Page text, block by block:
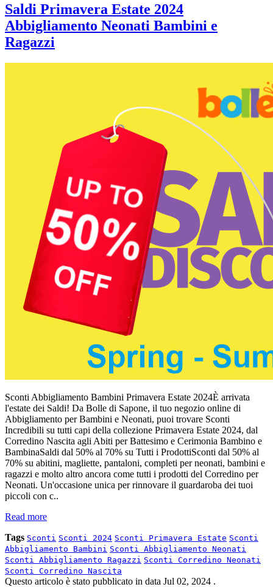
Saldi Primavera Estate 2024
Abbigliamento Neonati Bambini e
Ragazzi
Sconti Abbigliamento Bambini Primavera Estate 2024È arrivata
l'estate dei Saldi! Da Bolle di Sapone, il tuo negozio online di
Abbigliamento per Bambini e Neonati, puoi trovare Sconti
Incredibili su tutti capi della collezione Primavera Estate 2024, dal
Corredino Nascita agli Abiti per Battesimo e Cerimonia Bambino e
BambinaSaldi dal 50% al 70% su Tutti i ProdottiSconti dal 50% al
70% su abitini, magliette, pantaloni, completi per neonati, bambini e
ragazzi e molto altro ancora come tutti i prodotti del Corredino per
Neonati. Un'occasione unica per rinnovare il guardaroba dei tuoi
piccoli con c..
Read more
Tags Sconti Sconti 2024 Sconti Primavera Estate Sconti
Abbigliamento Bambini Sconti Abbigliamento Neonati
Sconti Abbigliamento Ragazzi Sconti Corredino Neonati
Sconti Corredino Nascita
Questo articolo è stato pubblicato in data Jul 02, 2024 .